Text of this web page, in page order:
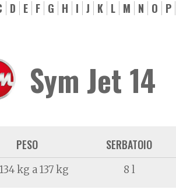
D E F G H I J K L M N O P
Sym Jet 14
PESO
kg a 137 kg
SERBATOIO
8 l